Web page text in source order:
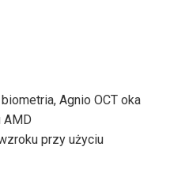
biometria, Agnio OCT oka
AMD
przy użyciu